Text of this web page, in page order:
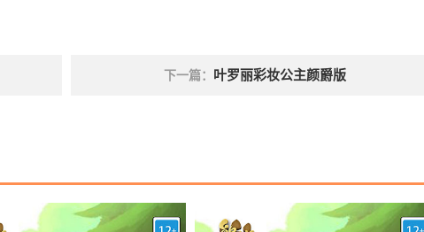
下一篇： 叶罗丽彩妆公主颜爵版